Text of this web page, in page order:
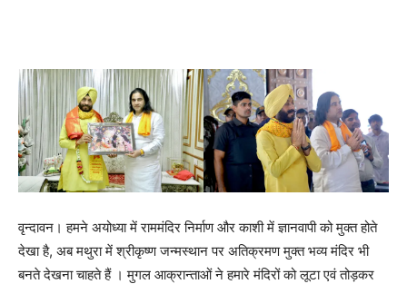
वृन्दावन। हमने अयोध्या में राममंदिर निर्माण और काशी में ज्ञानवापी को मुक्त होते
देखा है, अब मथुरा में श्रीकृष्ण जन्मस्थान पर अतिक्रमण मुक्त भव्य मंदिर भी
बनते देखना चाहते हैं । मुगल आक्रान्ताओं ने हमारे मंदिरों को लूटा एवं तोड़कर